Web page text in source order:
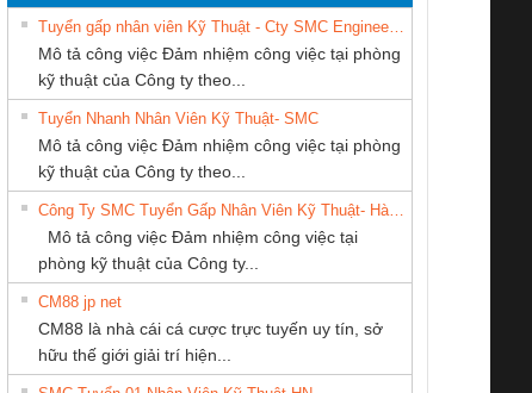
Le An Toàn
Contact
– PSR-
SCP-
FSP/2X1/1X2
sát chuỗi
tấm pin
Bộ giám sát chuỗi
tấm pin
TRANSCLINIC 16I+
1K5 L (2433950000)
Bộ giám sát dòng
TRANSCLINIC 16I+
(2008130000)
Bộ chỉnh lưu nguồn
điện TRANSCLINIC
Nẹp nhôm chống
trơn Đà Nẵng
CÔNG TY TNHH
THIẾT BỊ CÔNG
NGHIỆP NIHON
SETSUBI VIỆT
Công Ty TNHH
Thiết Bị Điện Nam
Quốc Thịnh
CÔNG TY TNHH
THIÊN ÂN VIỆT
NAM
Công ty TNHH
Thương Mại SX Ba
MEKONG MARINE
SUPPLY
ĐỘNG TIẾN
Mô tả công việc Đảm nhiệm công việc tại phòng
kỹ thuật của Công ty theo...
Tuyển Nhanh Nhân Viên Kỹ Thuật- SMC
Mô tả công việc Đảm nhiệm công việc tại phòng
kỹ thuật của Công ty theo...
Mô tả công việc Đảm nhiệm công việc tại
phòng kỹ thuật của Công ty...
CM88 jp net
CM88 là nhà cái cá cược trực tuyến uy tín, sở
hữu thế giới giải trí hiện...